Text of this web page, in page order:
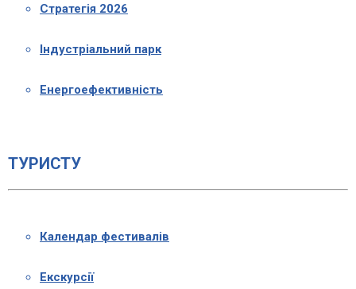
Стратегія 2026
Індустріальний парк
Енергоефективність
ТУРИСТУ
Календар фестивалів
Екскурсії